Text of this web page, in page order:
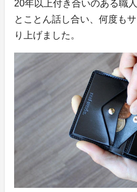
20年以上付き合いのある職
とことん話し合い、何度も
り上げました。